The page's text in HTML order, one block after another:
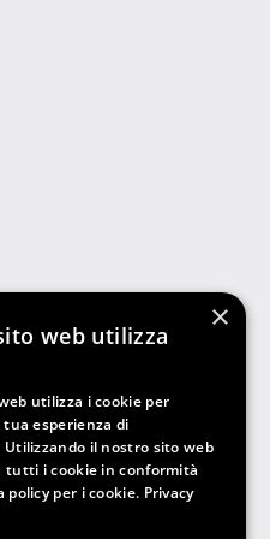
×
web utilizza
utilizza i cookie per
esperienza di
Utilizzando il nostro sito web
tutti i cookie in conformità
policy per i cookie. Privacy